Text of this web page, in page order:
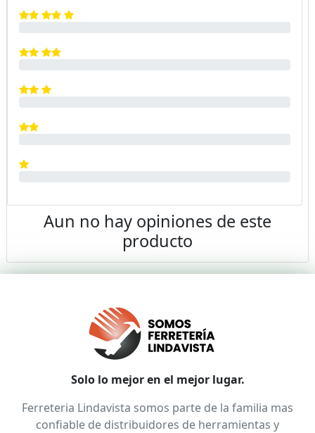
Aun no hay opiniones de este
producto
Solo lo mejor en el mejor lugar.
Ferreteria Lindavista somos parte de la familia mas
confiable de distribuidores de herramientas y